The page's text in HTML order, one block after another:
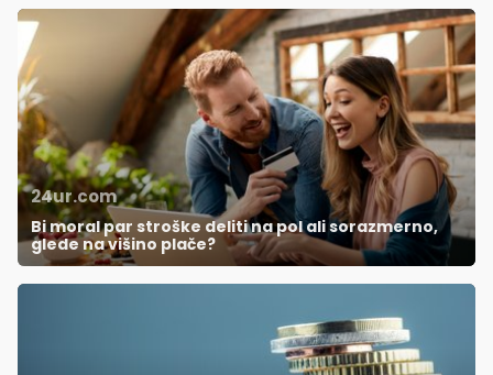
24ur.com
Bi moral par stroške deliti na pol ali sorazmerno,
glede na višino plače?